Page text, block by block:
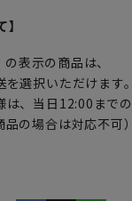
の表示の商品は、
選択いただけます。
は、当日12:00まで
の場合は対応不可）